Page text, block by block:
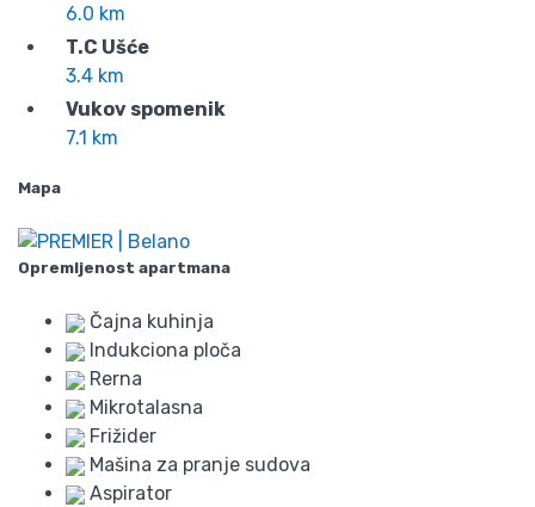
6.0 km
T.C Ušće
3.4 km
Vukov spomenik
7.1 km
Mapa
Opremljenost apartmana
Čajna kuhinja
Indukciona ploča
Rerna
Mikrotalasna
Frižider
Mašina za pranje sudova
Aspirator